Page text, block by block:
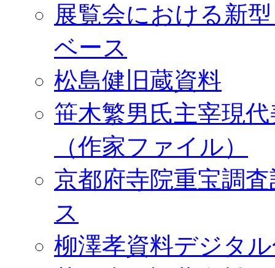
展覧会における新
ベース
松島健旧蔵資料
笹木繁男氏主宰現
（作家ファイル）
京都府寺院重宝調
ス
柳澤孝資料デジタ